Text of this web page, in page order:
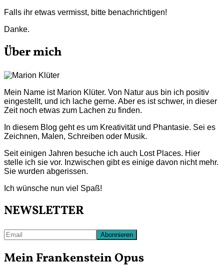
Falls ihr etwas vermisst, bitte benachrichtigen!
Danke.
Über mich
Mein Name ist Marion Klüter. Von Natur aus bin ich positiv
eingestellt, und ich lache gerne. Aber es ist schwer, in dieser
Zeit noch etwas zum Lachen zu finden.
In diesem Blog geht es um Kreativität und Phantasie. Sei es
Zeichnen, Malen, Schreiben oder Musik.
Seit einigen Jahren besuche ich auch Lost Places. Hier
stelle ich sie vor. Inzwischen gibt es einige davon nicht mehr.
Sie wurden abgerissen.
Ich wünsche nun viel Spaß!
NEWSLETTER
Mein Frankenstein Opus